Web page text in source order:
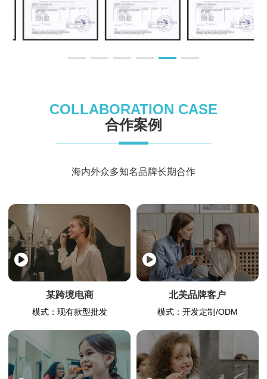
COLLABORATION CASE
合作案例
海内外众多知名品牌长期合作
某跨境电商
模式：现有款型批发
北美品牌客户
模式：开发定制/ODM